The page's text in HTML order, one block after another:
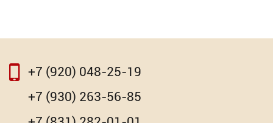
+7 (920) 048-25-19
+7 (930) 263-56-85